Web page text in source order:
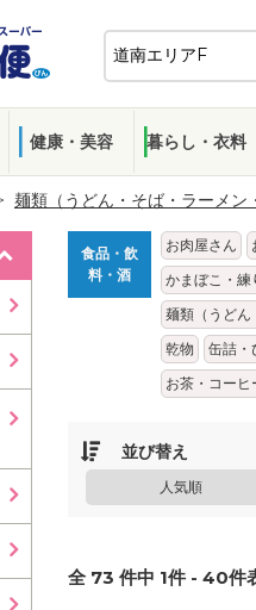
健康・美容 暮らし・衣料
麺類（うどん・そば・ラーメン
食品・飲
料・酒
お肉屋さん
かまぼこ・練
麺類（うどん
乾物
缶詰・
お茶・コー
並び替え
人気順
全 73 件中 1件 - 40件